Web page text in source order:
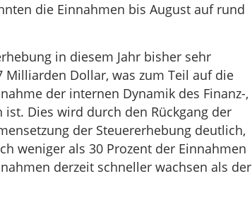
die Einnahmen bis August auf rund
in diesem Jahr bisher sehr
Dollar, was zum Teil auf die
der internen Dynamik des Finanz-,
Dies wird durch den Rückgang der
der Steuererhebung deutlich,
weniger als 30 Prozent der Einnahmen
derzeit schneller wachsen als der